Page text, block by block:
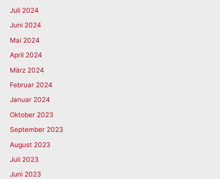
Juli 2024
Juni 2024
Mai 2024
April 2024
März 2024
Februar 2024
Januar 2024
Oktober 2023
September 2023
August 2023
Juli 2023
Juni 2023